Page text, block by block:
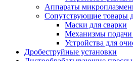
Аппараты
Сопутствующие товары
Маски для сварки
Механизмы подачи
Устройства для
Дробеструйные установки